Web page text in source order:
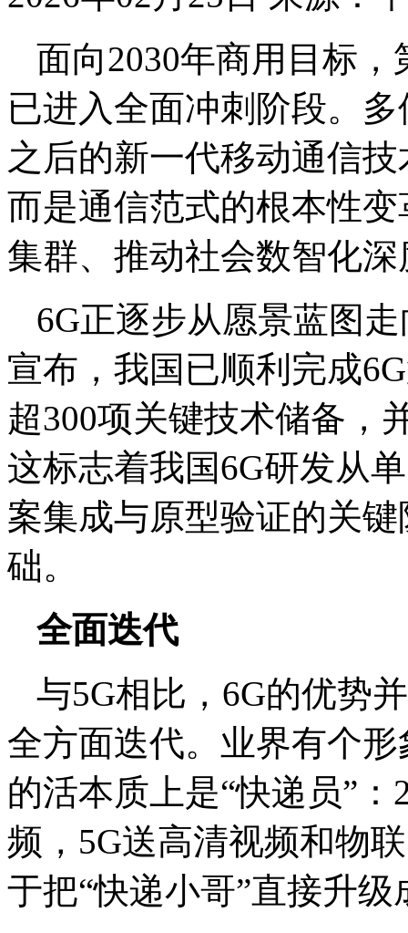
面向2030年商用目标
已进入全面冲刺阶段。
之后的新一代移动通信
而是通信范式的根本性
集群、推动社会数智化
6G正逐步从愿景蓝图
宣布，我国已顺利完成
超300项关键技术储备，
这标志着我国6G研发从
案集成与原型验证的关
础。
全面迭代
与5G相比，6G的优势
全方面迭代。业界有个
的活本质上是“快递员”
频，5G送高清视频和物
于把“快递小哥”直接升